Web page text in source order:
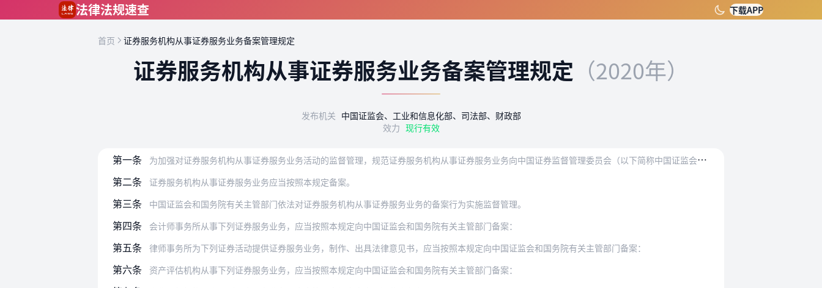
法律法规速查 下载APP
首页 证券服务机构从事证券服务业务备案管理规定
证券服务机构从事证券服务业务备案管理规定 （2020年）
发布机关 中国证监会、工业和信息化部、司法部、财政部
效力 现行有效
第一条 为加强对证券服务机构从事证券服务业务活动的监督管理，规范证券服务机构从事证券服务业务向中国证券监督管理委员会（以下简称中国证监会）和国务院有关主管部门备案的行为…
第二条 证券服务机构从事证券服务业务应当按照本规定备案。
第三条 中国证监会和国务院有关主管部门依法对证券服务机构从事证券服务业务的备案行为实施监督管理。
第四条 会计师事务所从事下列证券服务业务，应当按照本规定向中国证监会和国务院有关主管部门备案：
第五条 律师事务所为下列证券活动提供证券服务业务，制作、出具法律意见书，应当按照本规定向中国证监会和国务院有关主管部门备案：
第六条 资产评估机构从事下列证券服务业务，应当按照本规定向中国证监会和国务院有关主管部门备案：